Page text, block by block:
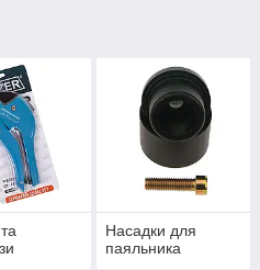
Насадки для
паяльника